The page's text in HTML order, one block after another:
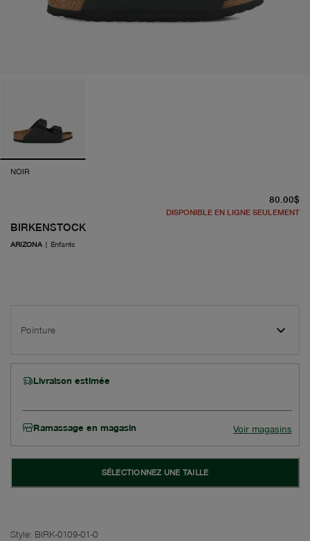
NOIR
BIRKENSTOCK
ARIZONA | Enfants
80.00$
DISPONIBLE EN LIGNE SEULEMENT
Pointure
Livraison estimée
Ramassage en magasin Voir magasins
SÉLECTIONNEZ UNE TAILLE
Style: BIRK-0109-01-0